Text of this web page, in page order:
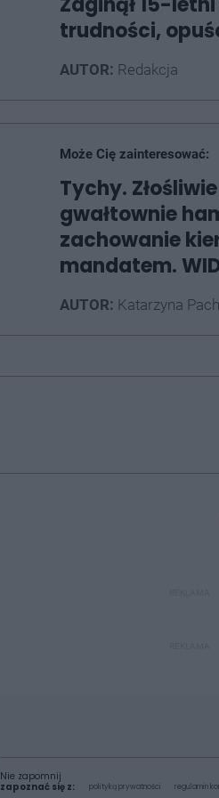
trudności,
AUTOR: Redakcja
Może Cię zainteresować:
Tychy.
gwałtownie
zachowanie
mandatem.
AUTOR: Katarzyna
Nie zapomnij
zapoznać się z:
polityką prywatności regulamin